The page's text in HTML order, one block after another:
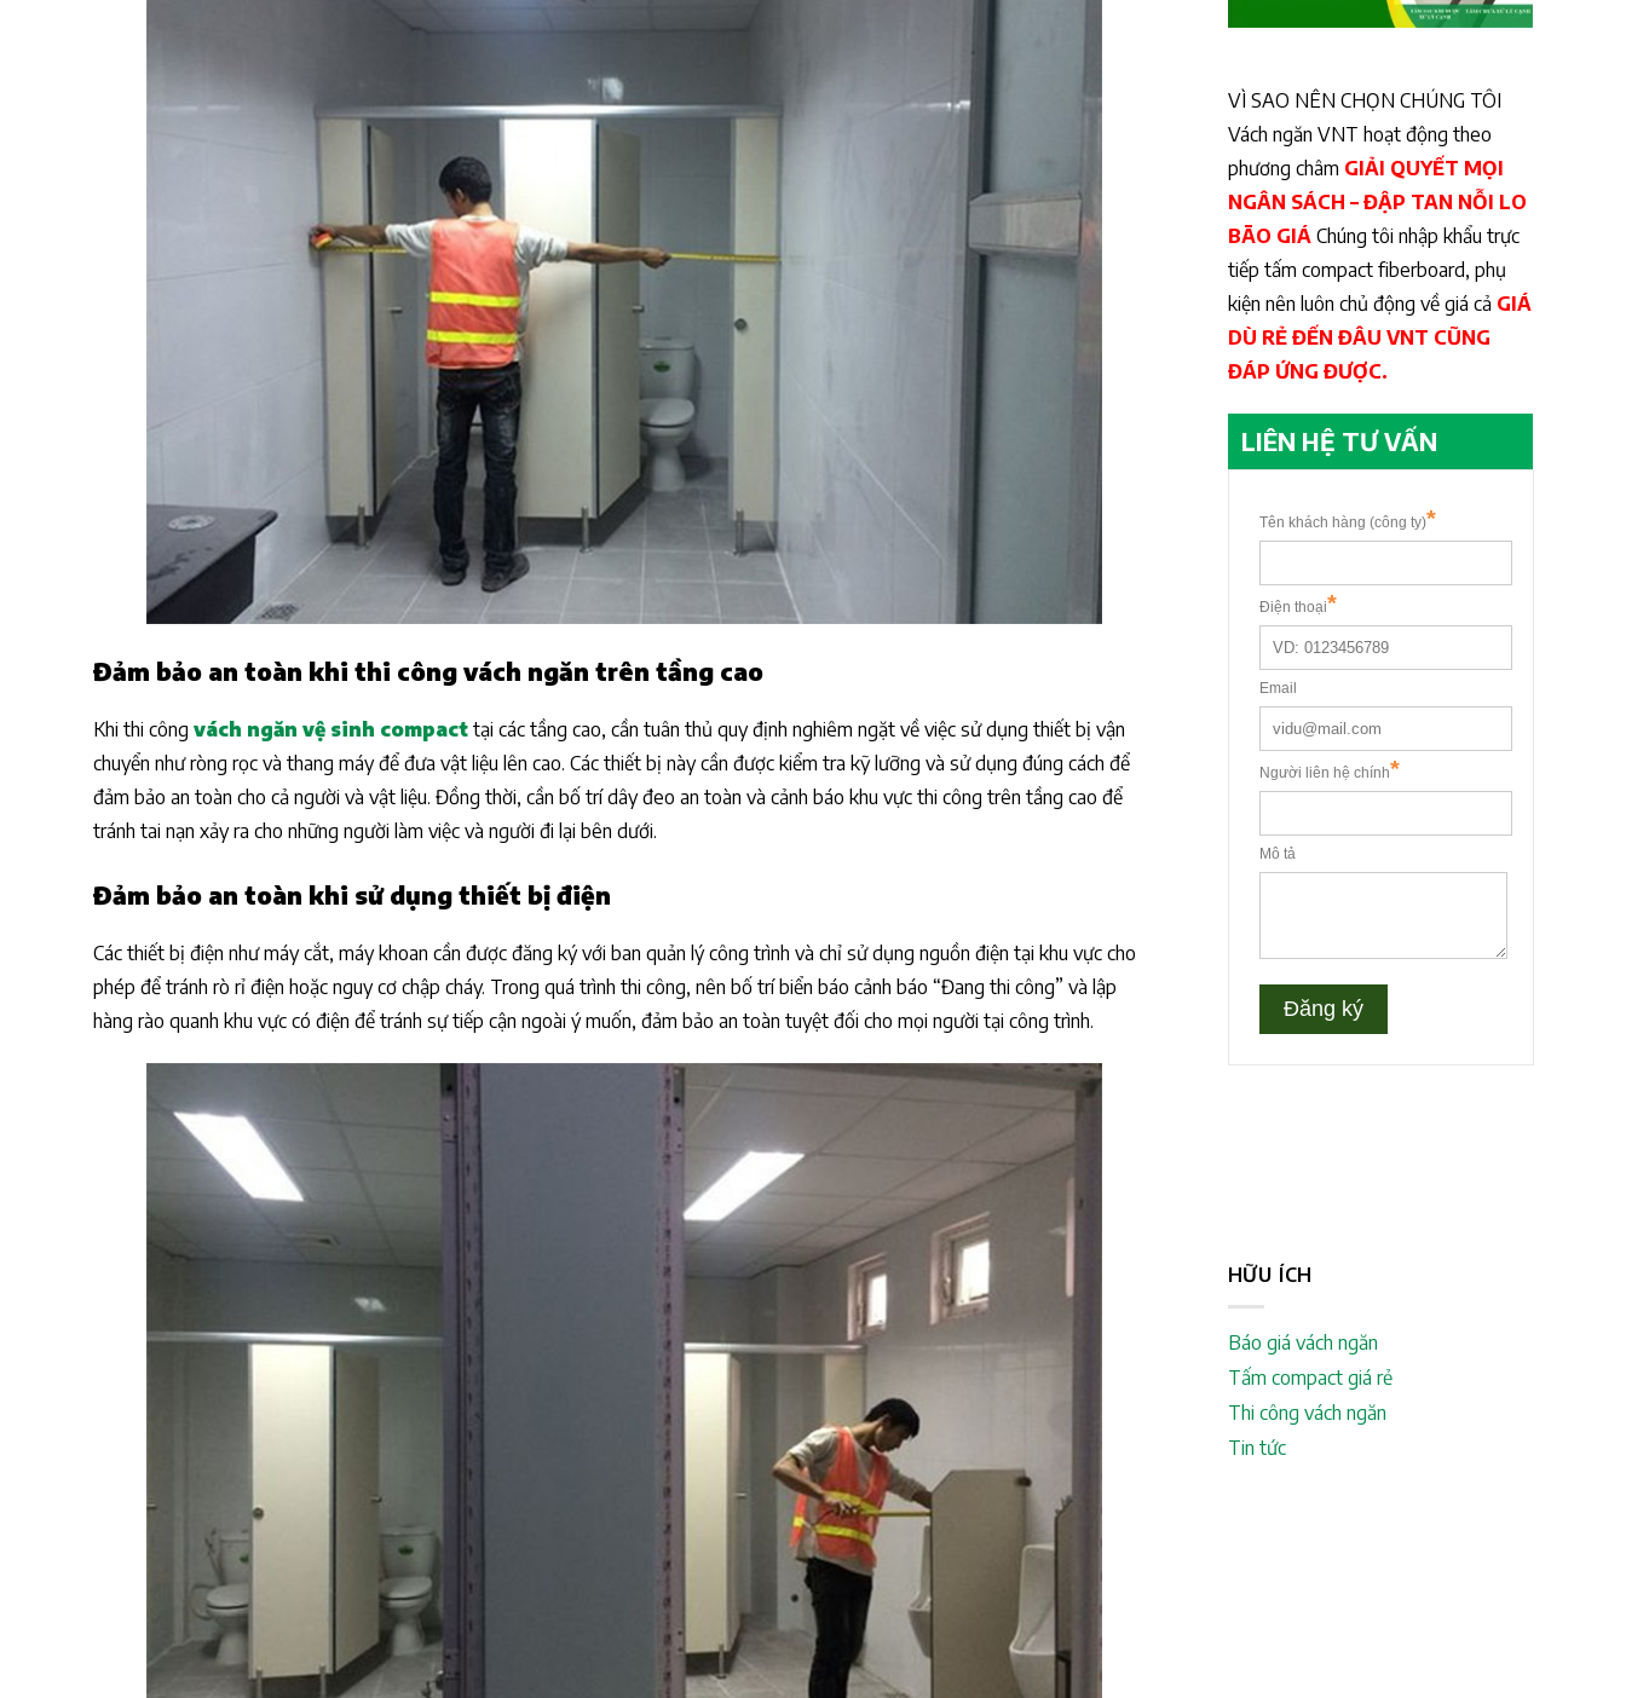
Đảm bảo an toàn khi thi công vách ngăn trên tầng cao
Khi thi công vách ngăn vệ sinh compact tại các tầng cao, cần tuân thủ quy định nghiêm ngặt về việc sử dụng thiết bị vận
chuyển như ròng rọc và thang máy để đưa vật liệu lên cao. Các thiết bị này cần được kiểm tra kỹ lưỡng và sử dụng đúng cách để
đảm bảo an toàn cho cả người và vật liệu. Đồng thời, cần bố trí dây đeo an toàn và cảnh báo khu vực thi công trên tầng cao để
tránh tai nạn xảy ra cho những người làm việc và người đi lại bên dưới.
Đảm bảo an toàn khi sử dụng thiết bị điện
Các thiết bị điện như máy cắt, máy khoan cần được đăng ký với ban quản lý công trình và chỉ sử dụng nguồn điện tại khu vực cho
phép để tránh rò rỉ điện hoặc nguy cơ chập cháy. Trong quá trình thi công, nên bố trí biển báo cảnh báo “Đang thi công” và lập
hàng rào quanh khu vực có điện để tránh sự tiếp cận ngoài ý muốn, đảm bảo an toàn tuyệt đối cho mọi người tại công trình.
VÌ SAO NÊN CHỌN CHÚNG TÔI
Vách ngăn VNT hoạt động theo
phương châm GIẢI QUYẾT MỌI
NGÂN SÁCH – ĐẬP TAN NỖI LO
BÃO GIÁ Chúng tôi nhập khẩu trực
tiếp tấm compact fiberboard, phụ
kiện nên luôn chủ động về giá cả GIÁ
DÙ RẺ ĐẾN ĐÂU VNT CŨNG
ĐÁP ỨNG ĐƯỢC.
LIÊN HỆ TƯ VẤN
HỮU ÍCH
Báo giá vách ngăn
Tấm compact giá rẻ
Thi công vách ngăn
Tin tức